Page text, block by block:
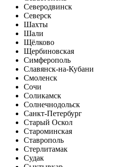
Северодвинск
Северск
Шахты
Шали
Щёлково
Щербиновская
Симферополь
Славянск-на-Кубани
Смоленск
Сочи
Соликамск
Солнечнодольск
Санкт-Петербург
Старый Оскол
Староминская
Ставрополь
Стерлитамак
Судак